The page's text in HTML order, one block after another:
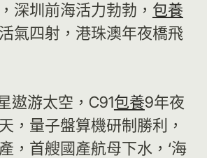
深圳前海活力勃勃， 包養
氣四射，港珠澳年夜橋飛
遨游太空，C91包養9年夜
，量子盤算機研制勝利，
，首艘國產航母下水，‘海